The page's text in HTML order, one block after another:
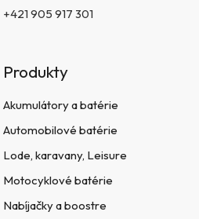
+421 905 917 301
Produkty
Akumulátory a batérie
Automobilové batérie
Lode, karavany, Leisure
Motocyklové batérie
Nabíjačky a boostre